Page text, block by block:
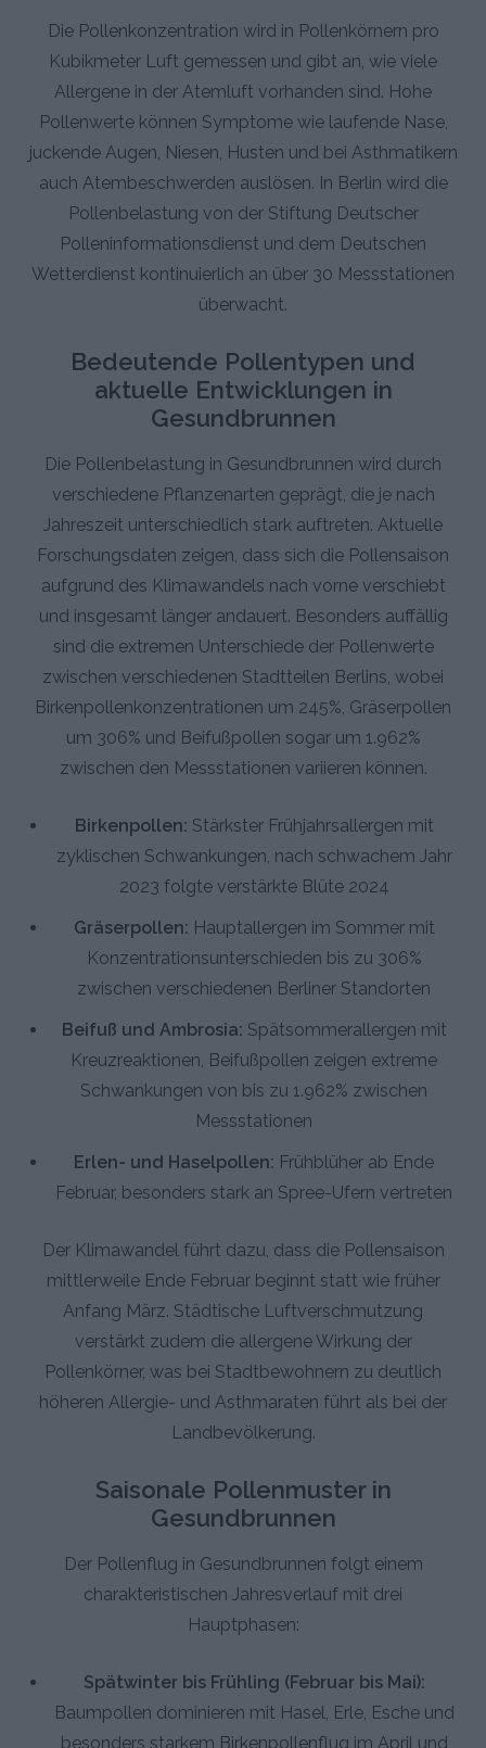
Die Pollenkonzentration wird in Pollenkörnern pro
Kubikmeter Luft gemessen und gibt an, wie viele
Allergene in der Atemluft vorhanden sind. Hohe
Pollenwerte können Symptome wie laufende Nase,
juckende Augen, Niesen, Husten und bei Asthmatikern
auch Atembeschwerden auslösen. In Berlin wird die
Pollenbelastung von der Stiftung Deutscher
Polleninformationsdienst und dem Deutschen
Wetterdienst kontinuierlich an über 30 Messstationen
überwacht.
Bedeutende Pollentypen und
aktuelle Entwicklungen in
Gesundbrunnen
Die Pollenbelastung in Gesundbrunnen wird durch
verschiedene Pflanzenarten geprägt, die je nach
Jahreszeit unterschiedlich stark auftreten. Aktuelle
Forschungsdaten zeigen, dass sich die Pollensaison
aufgrund des Klimawandels nach vorne verschiebt
und insgesamt länger andauert. Besonders auffällig
sind die extremen Unterschiede der Pollenwerte
zwischen verschiedenen Stadtteilen Berlins, wobei
Birkenpollenkonzentrationen um 245%, Gräserpollen
um 306% und Beifußpollen sogar um 1.962%
zwischen den Messstationen variieren können.
Birkenpollen: Stärkster Frühjahrsallergen mit
zyklischen Schwankungen, nach schwachem Jahr
2023 folgte verstärkte Blüte 2024
Gräserpollen: Hauptallergen im Sommer mit
Konzentrationsunterschieden bis zu 306%
zwischen verschiedenen Berliner Standorten
Beifuß und Ambrosia: Spätsommerallergen mit
Kreuzreaktionen, Beifußpollen zeigen extreme
Schwankungen von bis zu 1.962% zwischen
Messstationen
Erlen- und Haselpollen: Frühblüher ab Ende
Februar, besonders stark an Spree-Ufern vertreten
Der Klimawandel führt dazu, dass die Pollensaison
mittlerweile Ende Februar beginnt statt wie früher
Anfang März. Städtische Luftverschmutzung
verstärkt zudem die allergene Wirkung der
Pollenkörner, was bei Stadtbewohnern zu deutlich
höheren Allergie- und Asthmaraten führt als bei der
Landbevölkerung.
Saisonale Pollenmuster in
Gesundbrunnen
Der Pollenflug in Gesundbrunnen folgt einem
charakteristischen Jahresverlauf mit drei
Hauptphasen:
Spätwinter bis Frühling (Februar bis Mai):
Baumpollen dominieren mit Hasel, Erle, Esche und
besonders starkem Birkenpollenflug im April und